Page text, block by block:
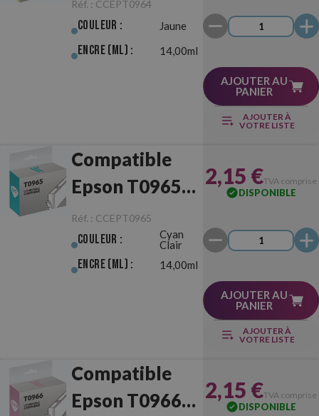
Réf. : CCEPT0964
Couleur : Jaune
Encre (ml) : 14,00ml
AJOUTER AU
PANIER
AJOUTER À
VOTRE LISTE
Compatible
Epson T0965
Cyan Clair
Réf. : CCEPT0965
Couleur :
Cyan
Clair
Encre (ml) : 14,00ml
2,15 €TVA comprise
DISPONIBLE
AJOUTER AU
PANIER
AJOUTER À
VOTRE LISTE
Compatible
Epson T0966
2,15 €TVA comprise
DISPONIBLE